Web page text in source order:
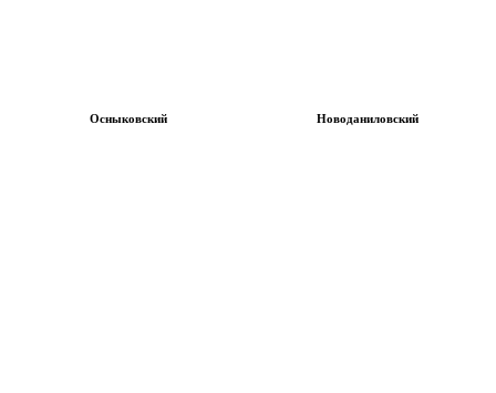
Осныковский Новоданиловский